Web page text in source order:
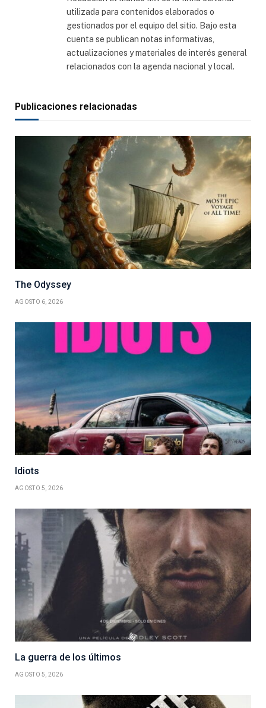
utilizada para contenidos elaborados o
gestionados por el equipo del sitio. Bajo esta
cuenta se publican notas informativas,
actualizaciones y materiales de interés general
relacionados con la agenda nacional y local.
Publicaciones relacionadas
The Odyssey
AGOSTO 6, 2026
Idiots
AGOSTO 5, 2026
La guerra de los últimos
AGOSTO 5, 2026